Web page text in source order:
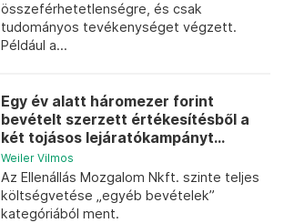
összeférhetetlenségre, és csak
tudományos tevékenységet végzett.
Például a...
Egy év alatt háromezer forint
bevételt szerzett értékesítésből a
két tojásos lejáratókampányt...
Weiler Vilmos
Az Ellenállás Mozgalom Nkft. szinte teljes
költségvetése „egyéb bevételek”
kategóriából ment.